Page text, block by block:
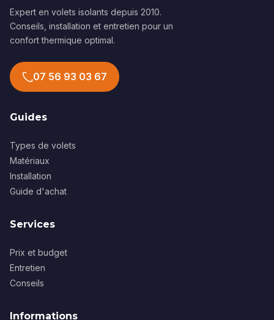
Expert en volets isolants depuis 2010.
Conseils, installation et entretien pour un
confort thermique optimal.
07 56 93 03 67
Guides
Types de volets
Matériaux
Installation
Guide d'achat
Services
Prix et budget
Entretien
Conseils
Informations